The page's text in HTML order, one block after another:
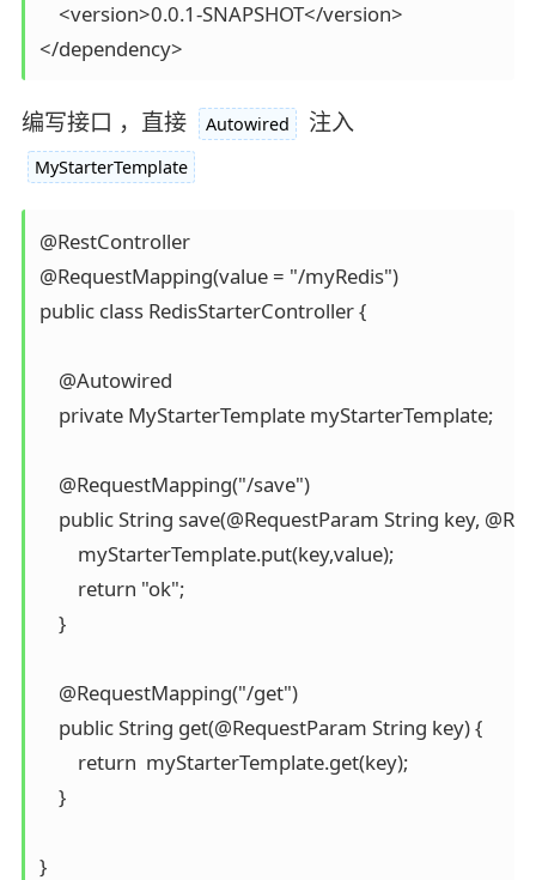
    <version>0.0.1-SNAPSHOT</version>
</dependency>
编写接口 ，直接 Autowired 注入
MyStarterTemplate
@RestController
@RequestMapping(value = "/myRedis")
public class RedisStarterController {
    @Autowired
    private MyStarterTemplate myStarterTemplate;
    @RequestMapping("/save")
public String save(@RequestParam String key,
        myStarterTemplate.put(key,value);
        return "ok";
    }
    @RequestMapping("/get")
    public String get(@RequestParam String key) {
        return  myStarterTemplate.get(key);
    }
}